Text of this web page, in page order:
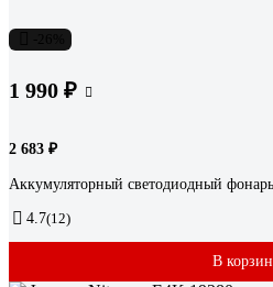
1 990 ₽
2 683 ₽
Аккумуляторный светодиодный
4.7(12)
В